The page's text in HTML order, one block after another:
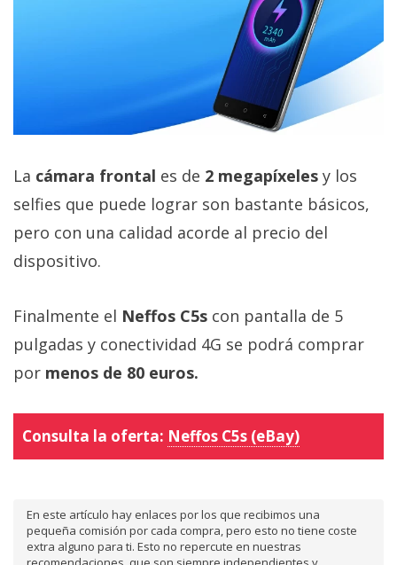
La cámara frontal es de 2 megapíxeles y los
selfies que puede lograr son bastante básicos,
pero con una calidad acorde al precio del
dispositivo.
Finalmente el Neffos C5s con pantalla de 5
pulgadas y conectividad 4G se podrá comprar
por menos de 80 euros.
Consulta la oferta: Neffos C5s (eBay)
En este artículo hay enlaces por los que recibimos una
pequeña comisión por cada compra, pero esto no tiene coste
extra alguno para ti. Esto no repercute en nuestras